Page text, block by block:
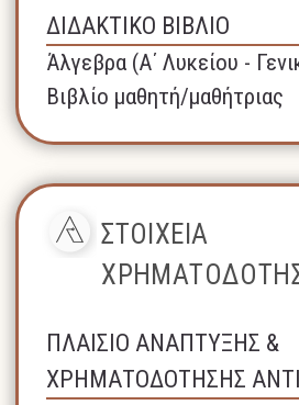
ΔΙΔΑΚΤΙΚΟ ΒΙΒΛΙΟ
Άλγεβρα (A΄ Λυκείου -
Βιβλίο μαθητή/μαθήτριας
ΣΤΟΙΧΕΙΑ
ΠΛΑΙΣΙΟ ΑΝΑΠΤΥΞΗΣ &
ΧΡΗΜΑΤΟΔΟΤΗΣΗΣ